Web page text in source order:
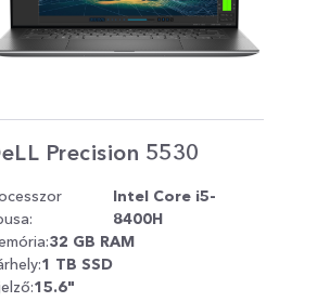
Precision 5530
Intel Core i5-
8400H
32 GB RAM
1 TB SSD
15.6"